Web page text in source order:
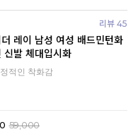
리뷰 45
레이 남성 여성 배드민턴화
신발 체대입시화
적인 착화감
59,000